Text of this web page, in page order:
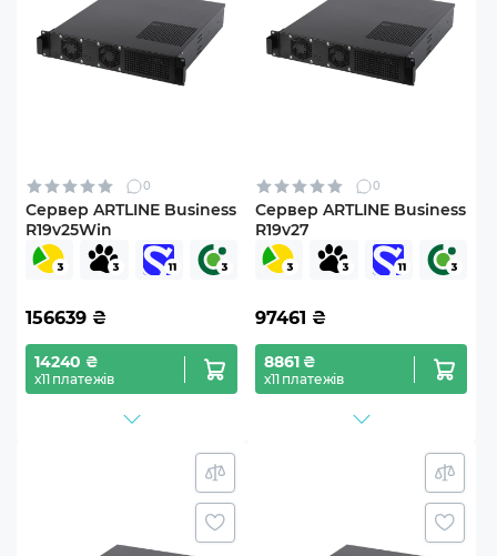
0
Сервер ARTLINE Business
R19v25Win
156639 ₴
14240 ₴
х11 платежів
0
Сервер ARTLINE Business
R19v27
97461 ₴
8861 ₴
х11 платежів